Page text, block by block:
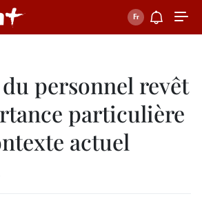
personnel revêt
particulière
actuel